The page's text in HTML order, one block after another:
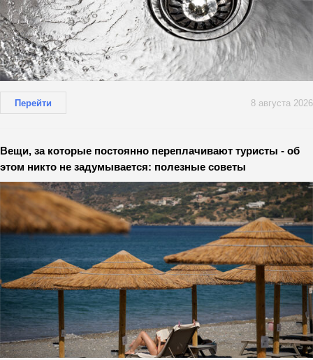
Перейти 8 августа 2026
Вещи, за которые постоянно переплачивают туристы - об
этом никто не задумывается: полезные советы